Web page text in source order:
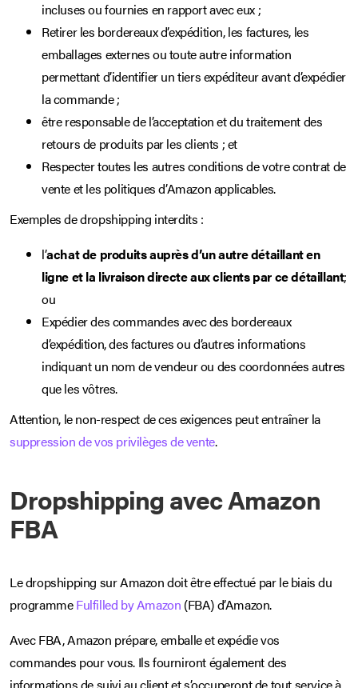
incluses ou fournies en rapport avec eux ;
Retirer les bordereaux d’expédition, les factures, les
emballages externes ou toute autre information
permettant d’identifier un tiers expéditeur avant d’expédier
la commande ;
être responsable de l’acceptation et du traitement des
retours de produits par les clients ; et
Respecter toutes les autres conditions de votre contrat de
vente et les politiques d’Amazon applicables.
Exemples de dropshipping interdits :
l’achat de produits auprès d’un autre détaillant en
ligne et la livraison directe aux clients par ce détaillant;
ou
Expédier des commandes avec des bordereaux
d’expédition, des factures ou d’autres informations
indiquant un nom de vendeur ou des coordonnées autres
que les vôtres.
Attention, le non-respect de ces exigences peut entraîner la
suppression de vos privilèges de vente.
Dropshipping avec Amazon
FBA
Le dropshipping sur Amazon doit être effectué par le biais du
programmeFulfilled by Amazon (FBA) d’Amazon.
Avec FBA, Amazon prépare, emballe et expédie vos
commandes pour vous. Ils fourniront également des